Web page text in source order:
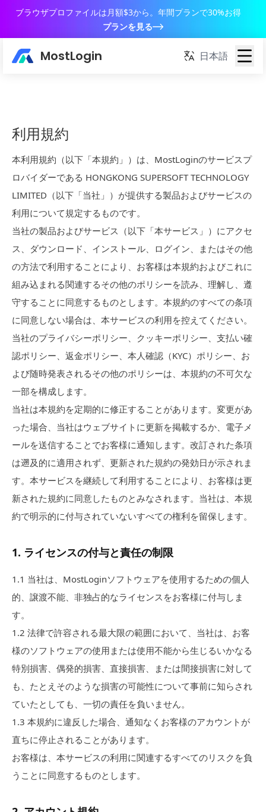
ブラウザプロファイルは月額$3から。年間プランで30%お得
プランを見る
MostLogin 日本語
利用規約
本利用規約（以下「本規約」）は、MostLoginのサービスプ
ロバイダーである HONGKONG SUPERSOFT TECHNOLOGY
LIMITED（以下「当社」）が提供する製品およびサービスの
利用について規定するものです。
当社の製品およびサービス（以下「本サービス」）にアクセ
ス、ダウンロード、インストール、ログイン、またはその他
の方法で利用することにより、お客様は本規約およびこれに
組み込まれる関連するその他のポリシーを読み、理解し、遵
守することに同意するものとします。本規約のすべての条項
に同意しない場合は、本サービスの利用を控えてください。
当社のプライバシーポリシー、クッキーポリシー、支払い確
認ポリシー、返金ポリシー、本人確認（KYC）ポリシー、お
よび随時発表されるその他のポリシーは、本規約の不可欠な
一部を構成します。
当社は本規約を定期的に修正することがあります。変更があ
った場合、当社はウェブサイトに更新を掲載するか、電子メ
ールを送信することでお客様に通知します。改訂された条項
は遡及的に適用されず、更新された規約の発効日が示されま
す。本サービスを継続して利用することにより、お客様は更
新された規約に同意したものとみなされます。当社は、本規
約で明示的に付与されていないすべての権利を留保します。
1. ライセンスの付与と責任の制限
1.1 当社は、MostLoginソフトウェアを使用するための個人
的、譲渡不能、非独占的なライセンスをお客様に付与しま
す。
1.2 法律で許容される最大限の範囲において、当社は、お客
様のソフトウェアの使用または使用不能から生じるいかなる
特別損害、偶発的損害、直接損害、または間接損害に対して
も、たとえそのような損害の可能性について事前に知らされ
ていたとしても、一切の責任を負いません。
1.3 本規約に違反した場合、通知なくお客様のアカウントが
直ちに停止されることがあります。
お客様は、本サービスの利用に関連するすべてのリスクを負
うことに同意するものとします。